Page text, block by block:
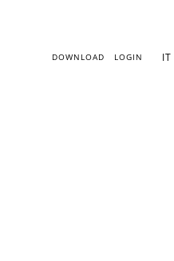
DOWNLOAD LOGIN IT